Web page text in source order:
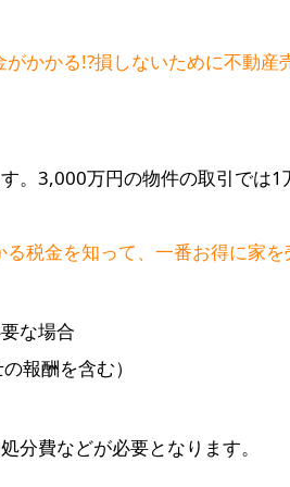
がかかる!?損しないために不動
。3,000万円の物件の取引では
る税金を知って、一番お得に家
な場合
報酬を含む）
分費などが必要となります。